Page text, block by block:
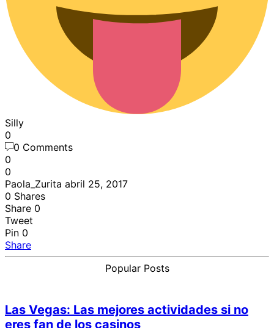
Silly
0
0 Comments
0
0
Paola_Zurita abril 25, 2017
0 Shares
Share 0
Tweet
Pin 0
Share
Popular Posts
Las Vegas: Las mejores actividades si no
eres fan de los casinos